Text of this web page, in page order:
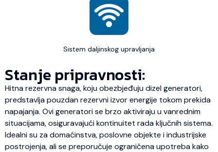
Sistem daljinskog upravljanja
Stanje pripravnosti:
Hitna rezervna snaga, koju obezbjeđuju dizel generatori,
predstavlja pouzdan rezervni izvor energije tokom prekida
napajanja. Ovi generatori se brzo aktiviraju u vanrednim
situacijama, osiguravajući kontinuitet rada ključnih sistema.
Idealni su za domaćinstva, poslovne objekte i industrijske
postrojenja, ali se preporučuje ograničena upotreba kako